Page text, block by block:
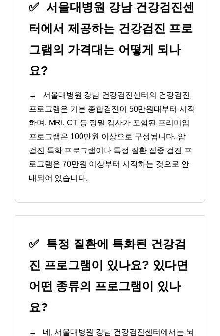
✅ 서울대병원 강남 건강검진센
터에서 제공하는 건강검진 프로
그램의 가격대는 어떻게 되나
요?
→
서울대병원 강남 건강검진센터의 건강검진
프로그램은 기본 종합검진이 50만원대부터 시작
하며, MRI, CT 등 정밀 검사가 포함된 프리미엄
프로그램은 100만원 이상으로 구성됩니다. 암
검진 특화 프로그램이나 특정 질환 집중 검진 프
로그램은 70만원 이상부터 시작하는 것으로 안
내되어 있습니다.
✅ 특정 질환에 특화된 건강검
진 프로그램이 있나요? 있다면
어떤 종류의 프로그램이 있나
요?
→
네, 서울대병원 강남 건강검진센터에서는 뇌